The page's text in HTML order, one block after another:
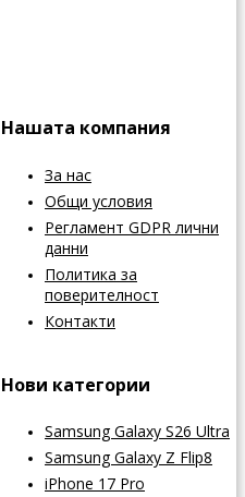
Нашата компания
За нас
Общи условия
Регламент GDPR лични
данни
Политика за
поверителност
Контакти
Нови категории
Samsung Galaxy S26 Ultra
Samsung Galaxy Z Flip8
iPhone 17 Pro